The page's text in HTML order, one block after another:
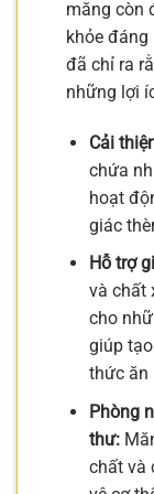
măng còn
khỏe đáng
đã chỉ ra
những lợi
Cải
chứa
hoạt
giác
Hỗ trợ
và chất
cho
giúp
thức ăn
Phòng
thư:
chất và